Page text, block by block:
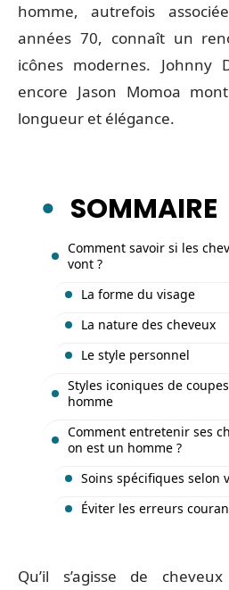
homme, autrefois
années 70, connaît un
icônes modernes. Johnny
encore Jason Momoa
longueur et élégance.
SOMMAIRE
Comment savoir si les
vont ?
La forme du visage
La nature des cheveux
Le style personnel
Styles iconiques de
homme
Comment entretenir ses
on est un homme ?
Soins spécifiques selon
Éviter les erreurs
Qu’il s’agisse de